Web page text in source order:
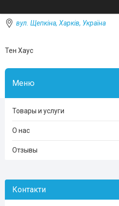
вул. Щепкіна, Харків, Україна
Тен Хаус
Товары и услуги
О нас
Отзывы